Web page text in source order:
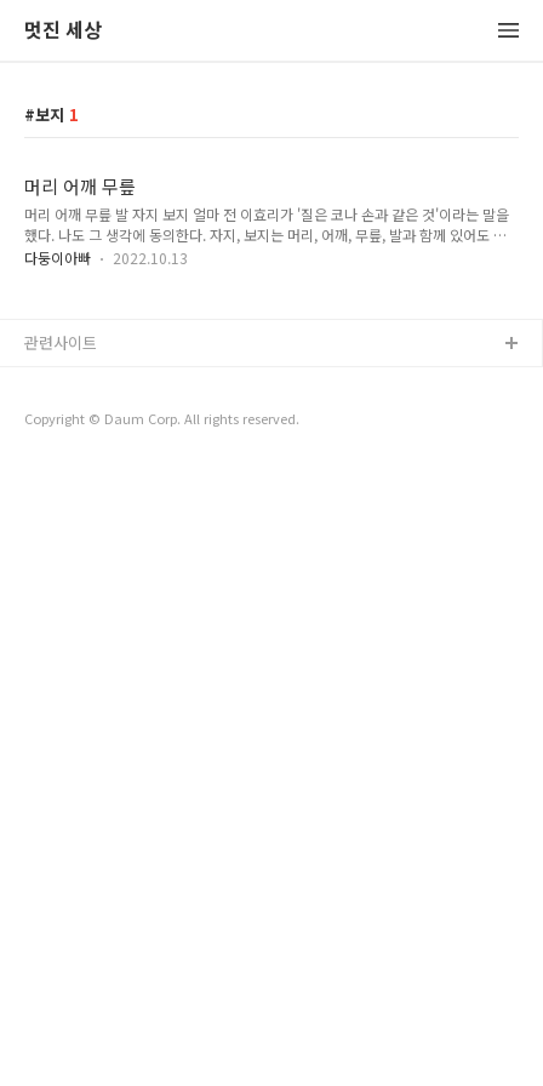
멋진 세상
보지 1
머리 어깨 무릎
머리 어깨 무릎 발 자지 보지 얼마 전 이효리가 '질은 코나 손과 같은 것'이라는 말을
했다. 나도 그 생각에 동의한다. 자지, 보지는 머리, 어깨, 무릎, 발과 함께 있어도 어
색하지 않은 말이다. 우리가 그렇게 쓰지 않아서 낯설 뿐이다. 그냥 낯설고 말면 괜찮
은 방송에서 '질'이라는 말이 나오는 게 불편하다는 좆같은 소리를 한다. 주변에서 욕
다둥이아빠 2022.10.13
Copyright © Daum Corp. All rights reserved.
관련사이트